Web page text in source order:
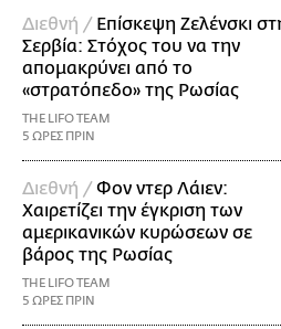
Διεθνή / Επίσκεψη Ζελένσκι
Σερβία: Στόχος του να την
απομακρύνει από το
«στρατόπεδο» της Ρωσίας
THE LIFO TEAM
5 ΩΡΕΣ ΠΡΙΝ
Διεθνή /Φον ντερ Λάιεν:
Χαιρετίζει την έγκριση των
αμερικανικών κυρώσεων σε
βάρος της Ρωσίας
THE LIFO TEAM
5 ΩΡΕΣ ΠΡΙΝ